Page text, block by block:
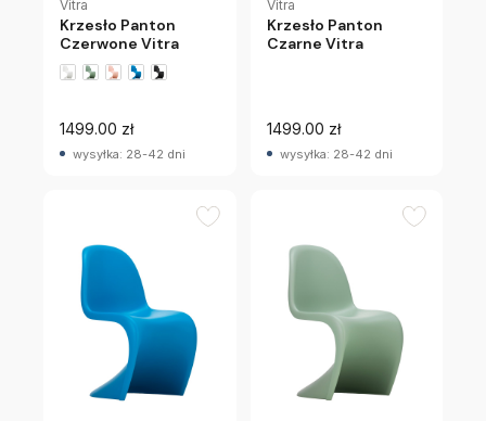
Vitra
Krzesło Panton
Czerwone Vitra
1499.00 zł
wysyłka: 28-42 dni
Vitra
Krzesło Panton
Czarne Vitra
1499.00 zł
wysyłka: 28-42 dni